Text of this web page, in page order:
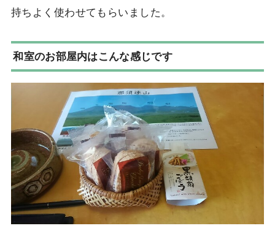
持ちよく使わせてもらいました。
和室のお部屋内はこんな感じです